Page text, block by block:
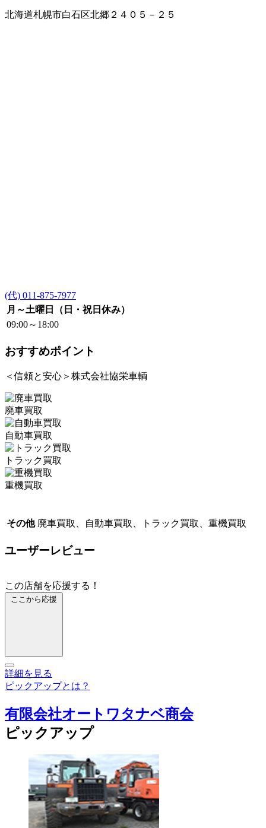
北海道札幌市白石区北郷２４０５－２５
(代) 011-875-7977
月～土曜日（日・祝日休み）
09:00～18:00
おすすめポイント
＜信頼と安心＞株式会社協栄車輌
廃車買取
自動車買取
トラック買取
重機買取
その他 廃車買取、自動車買取、トラック買取、重機買取
ユーザーレビュー
この店舗を応援する！
ここから応援
詳細を見る
ピックアップとは？
有限会社オートワタナベ商会
ピックアップ